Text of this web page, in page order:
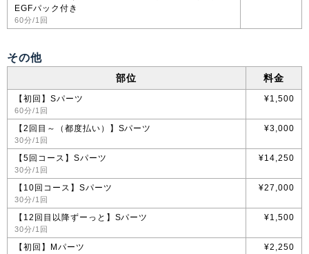
EGFパック付き
60分/1回
その他
部位 料金
【初回】Sパーツ
60分/1回
¥1,500
【2回目～（都度払い）】Sパーツ
30分/1回
¥3,000
【5回コース】Sパーツ
30分/1回
¥14,250
【10回コース】Sパーツ
30分/1回
¥27,000
【12回目以降ずーっと】Sパーツ
30分/1回
¥1,500
【初回】Mパーツ ¥2,250